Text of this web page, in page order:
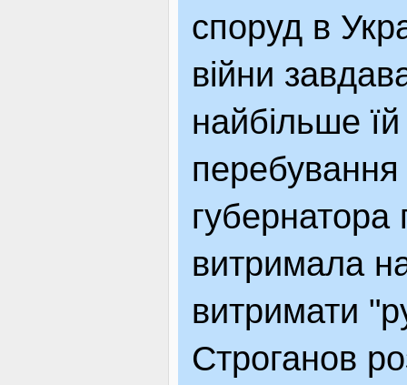
споруд в
війни
найбільше їй
перебування
витримала
витримати
Строганов